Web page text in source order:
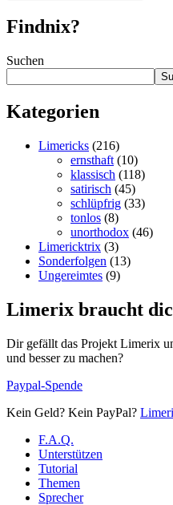
Findnix?
Suchen
Kategorien
Limericks (216)
ernsthaft (10)
klassisch (118)
satirisch (45)
schlüpfrig (33)
tonlos (8)
unorthodox (46)
Limericktrix (3)
Sonderfolgen (13)
Ungereimtes (9)
Limerix braucht
Dir gefällt das Projekt Limerix
und besser zu machen?
Paypal-Spende
Kein Geld? Kein PayPal?
F.A.Q.
Unterstützen
Tutorial
Themen
Sprecher